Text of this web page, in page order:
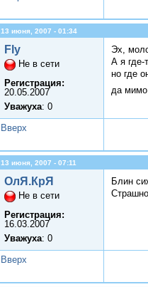
13 июня, 2007 - 01:34
Fly
Не в сети
Регистрация:
20.05.2007
Уважуха: 0
Эх,
А я где-
но где
да
Вверх
13 июня, 2007 - 07:11
ОлЯ.КрЯ
Не в сети
Регистрация:
16.03.2007
Уважуха: 0
Блин
Вверх